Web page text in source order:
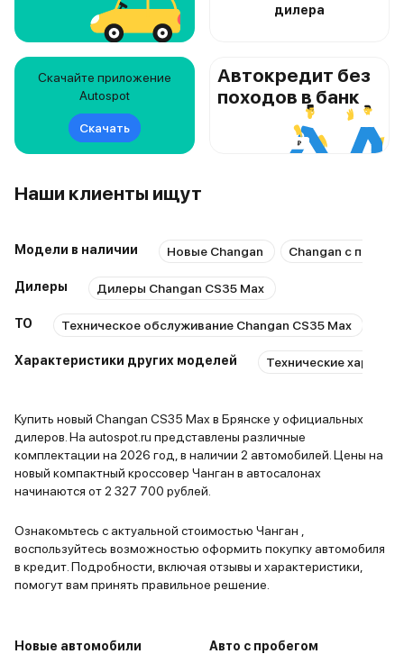
дилера
Скачайте приложение
Autospot
Скачать
Автокредит без
походов в банк
Наши клиенты ищут
Модели в наличии Новые Changan Changan с
Дилеры Дилеры Changan CS35 Max
ТО Техническое обслуживание Changan CS35 Max
Характеристики других моделей Технические
Купить новый Changan CS35 Max в Брянске у официальных
дилеров. На autospot.ru представлены различные
комплектации на 2026 год, в наличии 2 автомобилей. Цены на
новый компактный кроссовер Чанган в автосалонах
начинаются от 2 327 700 рублей.
Ознакомьтесь с актуальной стоимостью Чанган ,
воспользуйтесь возможностью оформить покупку автомобиля
в кредит. Подробности, включая отзывы и характеристики,
помогут вам принять правильное решение.
Новые автомобили
Авто с пробегом